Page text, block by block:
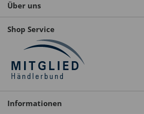
Über uns
Shop Service
Informationen